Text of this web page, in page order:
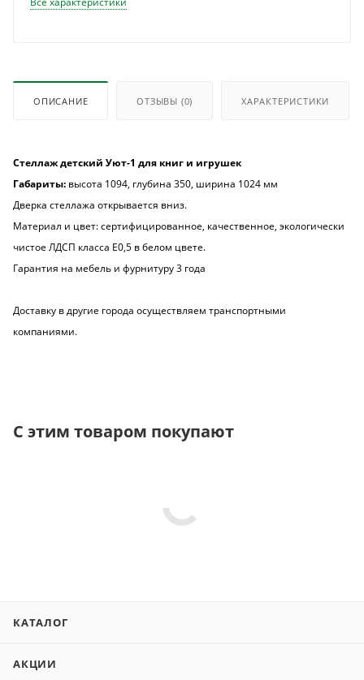
ОПИСАНИЕ ОТЗЫВЫ (0) ХАРАКТЕРИСТИКИ
Стеллаж детский Уют-1 для книг и игрушек
Габариты: высота 1094, глубина 350, ширина 1024 мм
Дверка стеллажа открывается вниз.
Материал и цвет: сертифицированное, качественное, экологически
чистое ЛДСП класса Е0,5 в белом цвете.
Гарантия на мебель и фурнитуру 3 года
Доставку в другие города осуществляем транспортными
компаниями.
С этим товаром покупают
КАТАЛОГ
АКЦИИ